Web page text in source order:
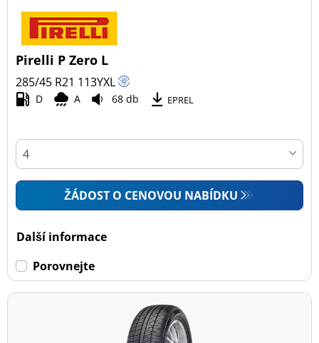
Pirelli P Zero L
285/45 R21 113YXL
D A 68 db EPREL
ŽÁDOST O CENOVOU NABÍDKU
Další informace
Porovnejte